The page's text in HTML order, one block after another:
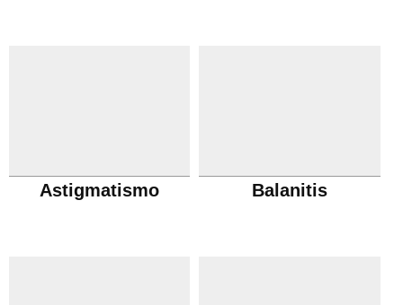
Astigmatismo Balanitis